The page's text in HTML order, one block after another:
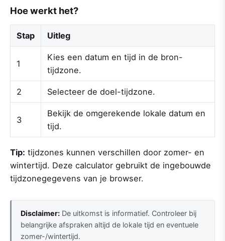
Hoe werkt het?
Stap Uitleg
1
Kies een datum en tijd in de bron-
tijdzone.
2 Selecteer de doel-tijdzone.
3
Bekijk de omgerekende lokale datum en
tijd.
Tip: tijdzones kunnen verschillen door zomer- en
wintertijd. Deze calculator gebruikt de ingebouwde
tijdzonegegevens van je browser.
Disclaimer: De uitkomst is informatief. Controleer bij
belangrijke afspraken altijd de lokale tijd en eventuele
zomer-/wintertijd.